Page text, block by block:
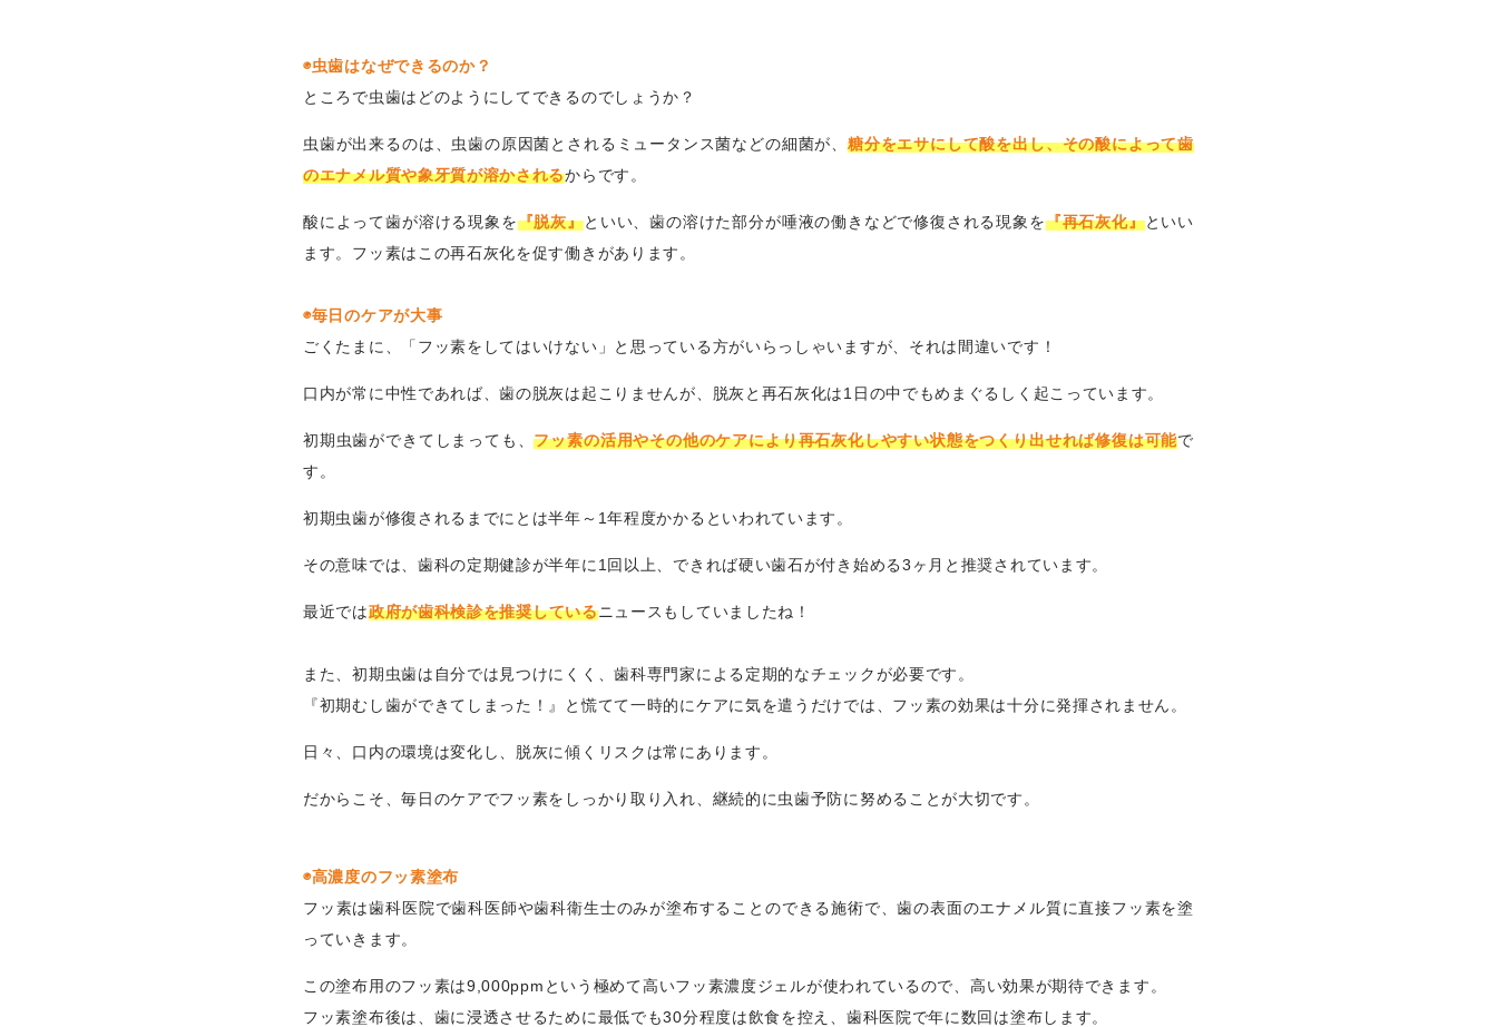
◉虫歯はなぜできるのか？
ところで虫歯はどのようにしてできるのでしょうか？
虫歯が出来るのは、虫歯の原因菌とされるミュータンス菌などの細菌が、 糖分をエサにして酸を出し、その酸によって歯
のエナメル質や象牙質が溶かされるからです。
酸によって歯が溶ける現象を『脱灰』といい、歯の溶けた部分が唾液の働きなどで修復される現象を『再石灰化』といい
ます。フッ素はこの再石灰化を促す働きがあります。
◉毎日のケアが大事
ごくたまに、「フッ素をしてはいけない」と思っている方がいらっしゃいますが、それは間違いです！
口内が常に中性であれば、歯の脱灰は起こりませんが、脱灰と再石灰化は1日の中でもめまぐるしく起こっています。
初期虫歯ができてしまっても、フッ素の活用やその他のケアにより再石灰化しやすい状態をつくり出せれば修復は可能で
す。
初期虫歯が修復されるまでにとは半年～1年程度かかるといわれています。
その意味では、歯科の定期健診が半年に1回以上、できれば硬い歯石が付き始める3ヶ月と推奨されています。
最近では政府が歯科検診を推奨しているニュースもしていましたね！
また、初期虫歯は自分では見つけにくく、歯科専門家による定期的なチェックが必要です。
『初期むし歯ができてしまった！』と慌てて一時的にケアに気を遣うだけでは、フッ素の効果は十分に発揮されません。
日々、口内の環境は変化し、脱灰に傾くリスクは常にあります。
だからこそ、毎日のケアでフッ素をしっかり取り入れ、継続的に虫歯予防に努めることが大切です。
◉高濃度のフッ素塗布
フッ素は歯科医院で歯科医師や歯科衛生士のみが塗布することのできる施術で、歯の表面のエナメル質に直接フッ素を塗
っていきます。
この塗布用のフッ素は9,000ppmという極めて高いフッ素濃度ジェルが使われているので、高い効果が期待できます。
フッ素塗布後は、歯に浸透させるために最低でも30分程度は飲食を控え、歯科医院で年に数回は塗布します。